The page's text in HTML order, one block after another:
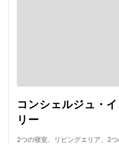
コンシェルジュ・
リー
2つの寝室、リビングエリア、2